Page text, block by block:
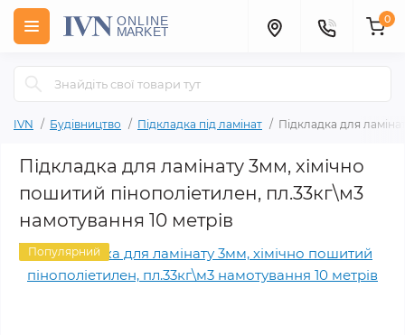
0
IVN Будівництво Підкладка під ламінат Підкладка для
Підкладка для ламінату 3мм, хімічно
пошитий пінополіетилен, пл.33кг\м3
намотування 10 метрів
Популярний